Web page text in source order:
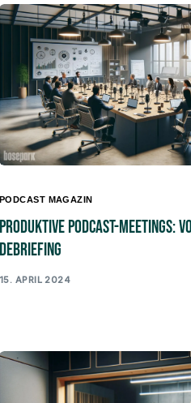
PODCAST MAGAZIN
Produktive Podcast-Meetings:
Debriefing
15. APRIL 2024